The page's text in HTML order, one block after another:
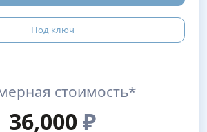
Под ключ
стоимость*
36,000₽